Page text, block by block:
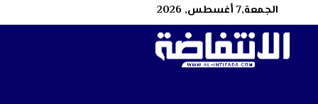
الجمعة,7 أغسطس, 2026